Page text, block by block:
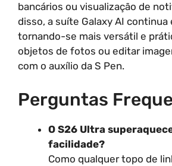
bancários ou visualização de
disso, a suíte Galaxy AI continua
tornando-se mais versátil e
objetos de fotos ou editar
com o auxílio da S Pen.
Perguntas
O S26 Ultra
facilidade?
Como qualquer topo de